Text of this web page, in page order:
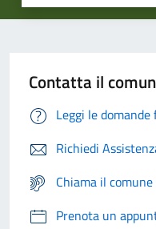
Contatta il
Leggi le
Richiedi
Chiama il
Prenota un